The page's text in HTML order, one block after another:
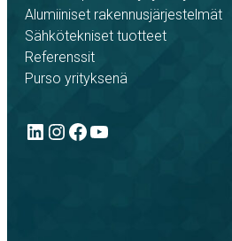
Alumiiniset rakennusjärjestelmät
Sähkötekniset tuotteet
Referenssit
Purso yrityksenä
LinkedIn
Instagram
Facebook
YouTube